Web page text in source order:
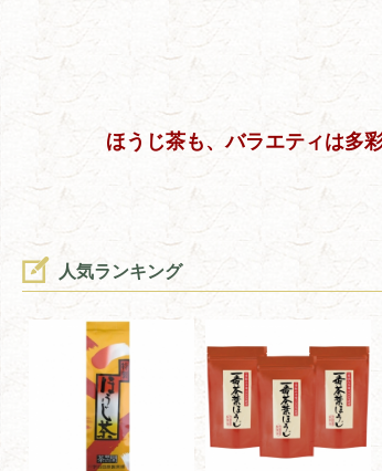
ほうじ茶も、バラエティは多
人気ランキング